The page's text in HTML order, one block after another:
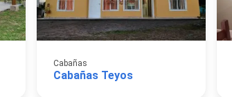
Cabañas
Cabañas Teyos